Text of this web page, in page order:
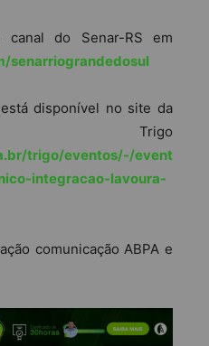
canal do Senar-RS em
senarriograndedosul
disponível no site da
Trigo
trigo/eventos/-/event
integracao-lavoura-
comunicação ABPA e